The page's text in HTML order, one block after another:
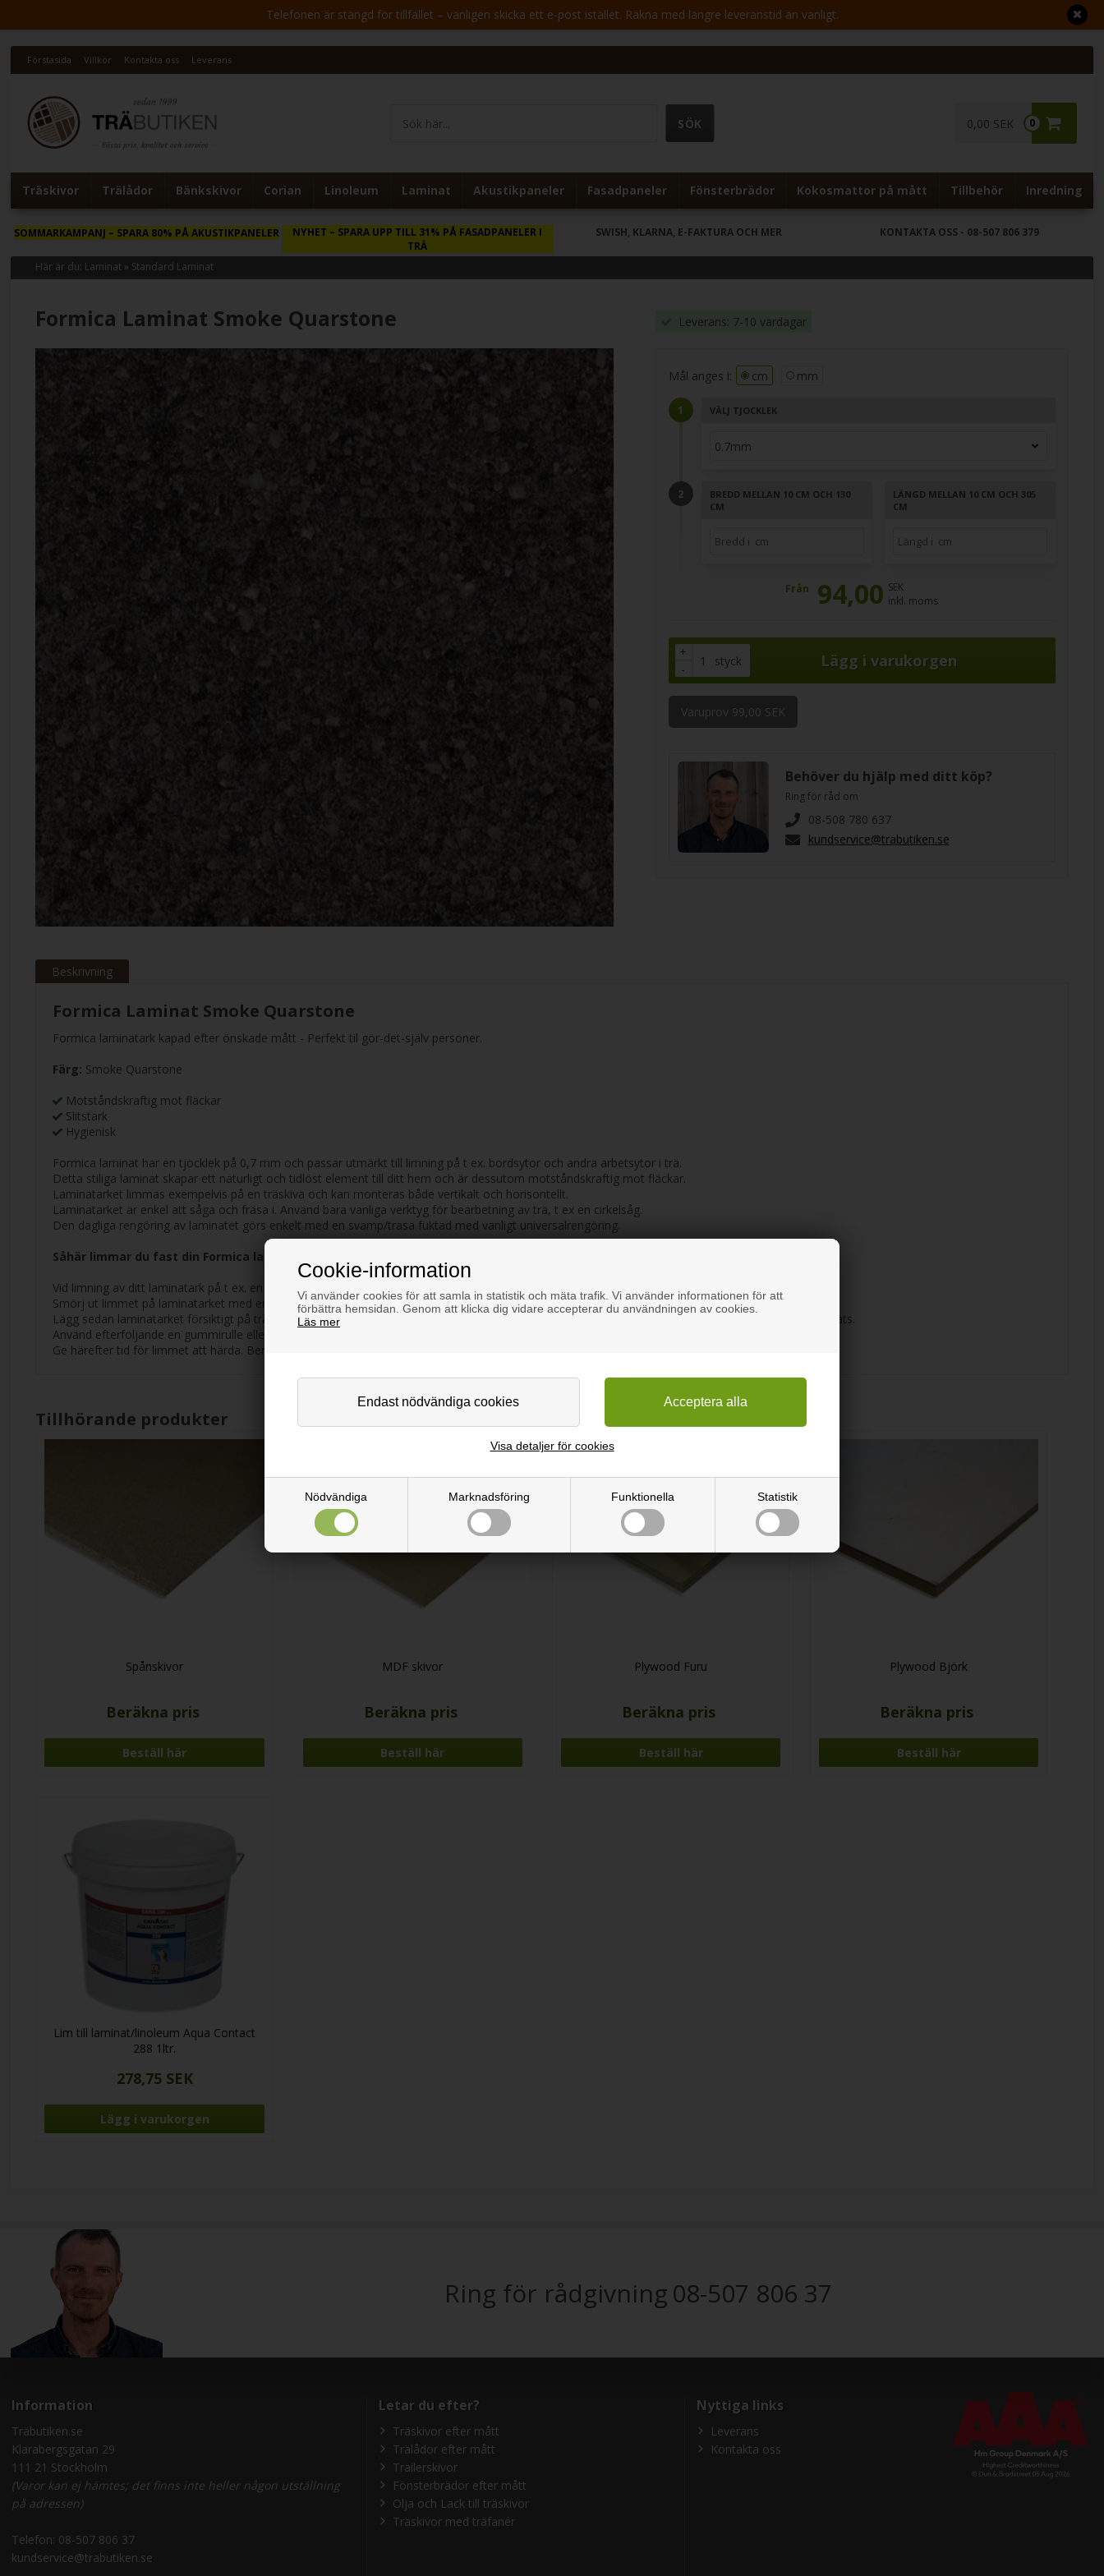
Cookie-information
Vi använder cookies för att samla in statistik och mäta trafik. Vi använder informationen för att
förbättra hemsidan. Genom att klicka dig vidare accepterar du användningen av cookies.
Läs mer
Nödvändiga Marknadsföring Funktionella Statistik
Visa detaljer för cookies
Telefonen är stängd för tillfället – vänligen skicka ett e-post istället. Räkna med längre leveranstid än vanligt.
Förstasida Villkor Kontakta oss Leverans
0
0,00 SEK
Träskivor Trälådor Bänkskivor Corian Linoleum Laminat Akustikpaneler Fasadpaneler Fönsterbrädor Kokosmattor på mått Tillbehör Inredning
SOMMARKAMPANJ– SPARA 80% PÅ AKUSTIKPANELER NYHET – SPARA UPP TILL 31% PÅ FASADPANELER I
TRÄ
SWISH, KLARNA, E-FAKTURA OCH MER KONTAKTA OSS - 08-507 806 379
Här är du: Laminat » Standard Laminat
Formica Laminat Smoke Quarstone Leverans: 7-10 vardagar
Mål anges i: cm mm
VÄLJ TJOCKLEK
BREDD MELLAN 10 CM OCH 130
CM
LÄNGD MELLAN 10 CM OCH 305
CM
Från 94,00 SEK
inkl. moms
+
-
styck
Varuprov 99,00 SEK
Behöver du hjälp med ditt köp?
Ring för råd om
08-508 780 637
kundservice@trabutiken.se
Beskrivning
Formica Laminat Smoke Quarstone
Formica laminatark kapad efter önskade mått - Perfekt til gör-det-själv personer.
Färg: Smoke Quarstone
Motståndskraftig mot fläckar
Slitstark
Hygienisk
Formica laminat har en tjocklek på 0,7 mm och passar utmärkt till limning på t ex. bordsytor och andra arbetsytor i trä.
Detta stiliga laminat skapar ett naturligt och tidlöst element till ditt hem och är dessutom motståndskraftig mot fläckar.
Laminatarket limmas exempelvis på en träskiva och kan monteras både vertikalt och horisontellt.
Laminatarket är enkel att såga och fräsa i. Använd bara vanliga verktyg för bearbetning av trä, t ex en cirkelsåg.
Den dagliga rengöring av laminatet görs enkelt med en svamp/trasa fuktad med vanligt universalrengöring.
Såhär limmar du fast din Formica laminat
Vid limning av ditt laminatark på t ex. en träskiva rekommenderar vi att använda DanAtaq Aqua Contact, som är enkel att arbeta med.
Smörj ut limmet på laminatarket med en pensel och lägg sedan arket för torkning i 30 minuter upp till 1 timme.
Lägg sedan laminatarket försiktigt på träskivan – här är det viktigt att vara noggrann, eftersom det ej är möjligt att justera laminatarket väl på sin plats.
Använd efterföljande en gummirulle eller gummihammare till att pressa ihop skivorna, på så sätt säkra full kontakt mellan arket och skivan.
Ge härefter tid för limmet att härda. Bemärk att limmet torkar snabbt men är först härdat fullt ut efter ett par dagar.
Tillhörande produkter
Spånskivor
Beräkna pris
Beställ här
MDF skivor
Beräkna pris
Beställ här
Plywood Furu
Beräkna pris
Beställ här
Plywood Björk
Beräkna pris
Beställ här
Lim till laminat/linoleum Aqua Contact
288 1ltr.
278,75 SEK
Ring för rådgivning08-507 806 37
Information
Träbutiken.se
Klarabergsgatan 29
111 21 Stockholm
(Varor kan ej hämtes; det finns inte heller någon utställning
på adressen)
Telefon: 08-507 806 37
kundservice@trabutiken.se
Letar du efter?
Träskivor efter mått
Trälådor efter mått
Trailerskivor
Fönsterbrädor efter mått
Olja och Lack till träskivor
Träskivor med träfanér
Nyttiga links
Leverans
Kontakta oss